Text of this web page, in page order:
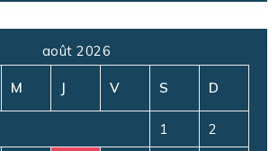
août 2026
M J V S D
1 2